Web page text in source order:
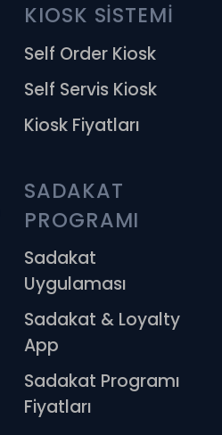
KIOSK SİSTEMİ
Self Order Kiosk
Self Servis Kiosk
Kiosk Fiyatları
SADAKAT
PROGRAMI
Sadakat
Uygulaması
Sadakat & Loyalty
App
Sadakat Programı
Fiyatları